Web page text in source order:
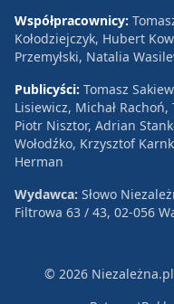
Współpracownicy:
Kołodziejczyk, Hubert
Przemyłski, Natalia
Publicyści: Tomasz
Lisiewicz, Michał Rachoń,
Piotr Nisztor, Adrian
Wołodźko, Krzysztof
Herman
Wydawca: Słowo
Filtrowa 63 / 43, 02-056
© 2026